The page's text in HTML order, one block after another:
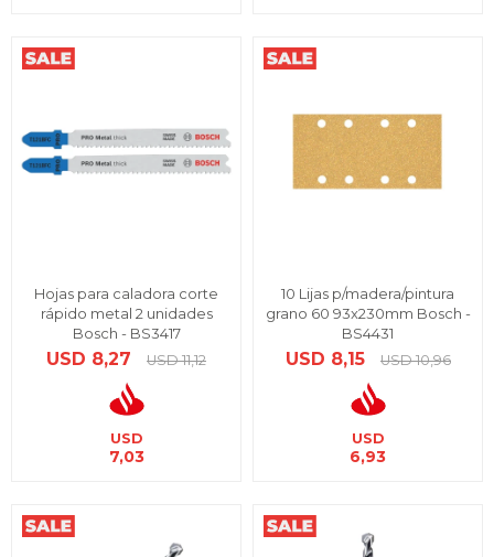
Hojas para caladora corte
rápido metal 2 unidades
Bosch - BS3417
USD 8,27 USD 11,12
USD
7,03
10 Lijas p/madera/pintura
grano 60 93x230mm Bosch -
BS4431
USD 8,15 USD 10,96
USD
6,93